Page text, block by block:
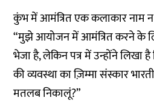
कुंभ में आमंत्रित एक कलाकार नाम न
“मुझे आयोजन में आमंत्रित करने के
भेजा है, लेकिन पत्र में उन्होंने
की व्यवस्था का ज़िम्मा संस्कार
मतलब निकालूं?”